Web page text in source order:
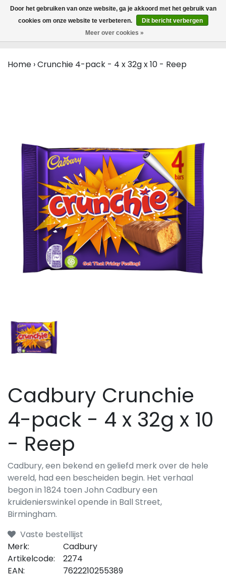
MENU
0
Home ›Crunchie 4-pack - 4 x 32g x 10 - Reep
Cadbury Crunchie
4-pack - 4 x 32g x 10
- Reep
Cadbury, een bekend en geliefd merk over de hele
wereld, had een bescheiden begin. Het verhaal
begon in 1824 toen John Cadbury een
kruidenierswinkel opende in Ball Street,
Birmingham.
Vaste bestellijst
Merk:
Cadbury
Artikelcode:
2274
EAN:
7622210255389
Door het gebruiken van onze website, ga je akkoord met het gebruik van
cookies om onze website te verbeteren.
Dit bericht verbergen
Meer over cookies »